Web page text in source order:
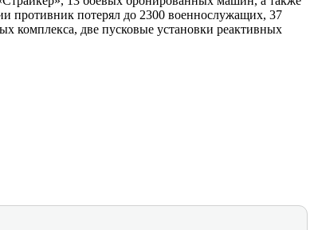
противник потерял до 2300 военнослужащих, 37
комплекса, две пусковые установки реактивных